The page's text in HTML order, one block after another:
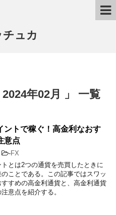
ュカ
年02月 」 一覧
ントで稼ぐ！高金利なおす
意点
-FX
とは2つの通貨を売買したときに
ことである。この記事ではスワッ
すめの高金利通貨と、高金利通貨
意点を紹介する。